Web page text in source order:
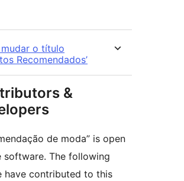
o título
Recomendados’
&
de moda” is open
software. The following
have contributed to this